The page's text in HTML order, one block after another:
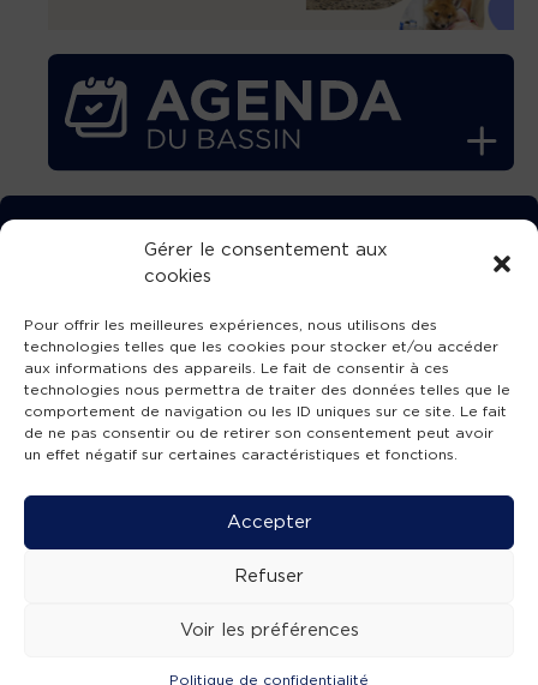
Gérer le consentement aux
cookies
Pour offrir les meilleures expériences, nous utilisons des
technologies telles que les cookies pour stocker et/ou accéder
aux informations des appareils. Le fait de consentir à ces
technologies nous permettra de traiter des données telles que le
comportement de navigation ou les ID uniques sur ce site. Le fait
de ne pas consentir ou de retirer son consentement peut avoir
un effet négatif sur certaines caractéristiques et fonctions.
Accepter
Refuser
Voir les préférences
Politique de confidentialité
ÉMISSIONS AGENDA
TÉLÉCHARGEZ GRATUITEMENT
L’APPLICATION TVBA !
SUIVEZ-NOUS !
Mentions légales -Accessibilité